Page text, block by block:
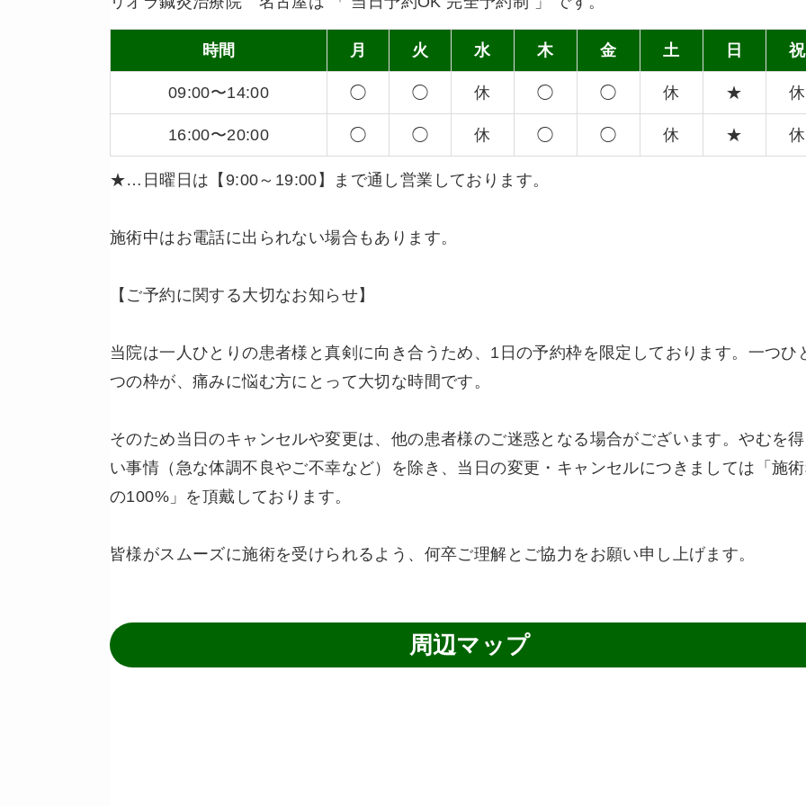
時間 月 火 水 木 金 土 日 祝
09:00〜14:00 ◯ ◯ 休 ◯ ◯ 休 ★ 休
16:00〜20:00 ◯ ◯ 休 ◯ ◯ 休 ★ 休
★…日曜日は【9:00～19:00】まで通し営業しております。
施術中はお電話に出られない場合もあります。
【ご予約に関する大切なお知らせ】
当院は一人ひとりの患者様と真剣に向き合うため、1日の予約枠を限定しております。一つひ
つの枠が、痛みに悩む方にとって大切な時間です。
そのため当日のキャンセルや変更は、他の患者様のご迷惑となる場合がございます。やむを
い事情（急な体調不良やご不幸など）を除き、当日の変更・キャンセルにつきましては「施
の100%」を頂戴しております。
皆様がスムーズに施術を受けられるよう、何卒ご理解とご協力をお願い申し上げます。
周辺マップ